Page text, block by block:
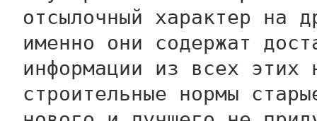
отсылочный характер на
именно они содержат
информации из всех
строительные нормы